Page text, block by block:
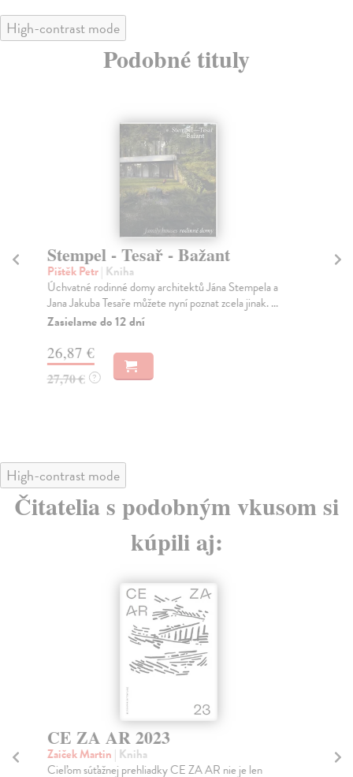
High-contrast mode
Podobné tituly
Stempel - Tesař - Bažant
Pištěk Petr| Kniha
Úchvatné rodinné domy architektů Jána Stempela a
Jana Jakuba Tesaře můžete nyní poznat zcela jinak. ...
Zasielame do 12 dní
26,87 €
27,70 € ?
High-contrast mode
Čitatelia s podobným vkusom si
kúpili aj:
CE ZA AR 2023
Zaiček Martin | Kniha
Cieľom súťažnej prehliadky CE ZA AR nie je len